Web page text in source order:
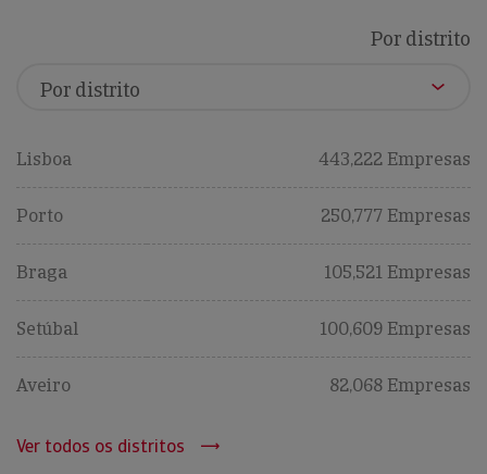
Por distrito
Lisboa 443,222 Empresas
Porto 250,777 Empresas
Braga 105,521 Empresas
Setúbal 100,609 Empresas
Aveiro 82,068 Empresas
Ver todos os distritos